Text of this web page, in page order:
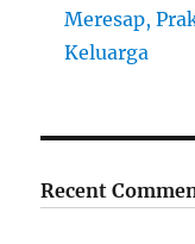
Meresap,
Keluarga
Recent